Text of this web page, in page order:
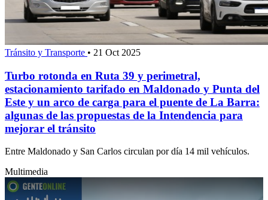
Tránsito y Transporte • 21 Oct 2025
Turbo rotonda en Ruta 39 y perimetral,
estacionamiento tarifado en Maldonado y Punta del
Este y un arco de carga para el puente de La Barra:
algunas de las propuestas de la Intendencia para
mejorar el tránsito
Entre Maldonado y San Carlos circulan por día 14 mil vehículos.
Multimedia